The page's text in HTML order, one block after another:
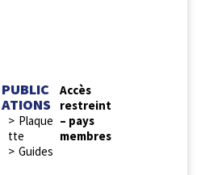
PUBLIC
ATIONS
Plaque
tte
Guides
Accès
restreint
– pays
membres